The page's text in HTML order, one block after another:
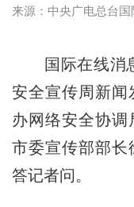
来源：中央广电总台国
国际在线消息
安全宣传周新闻
办网络安全协调
市委宣传部部长
答记者问。